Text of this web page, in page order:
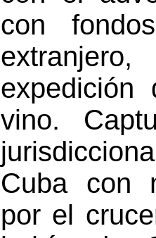
con
vino.
Cuba con
por el